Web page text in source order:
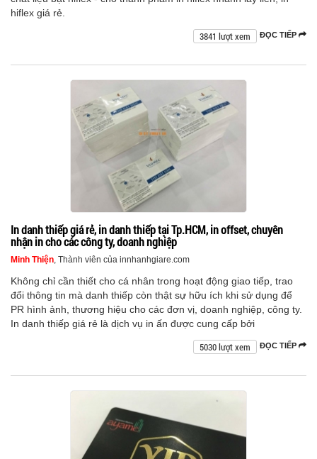
hiflex giá rẻ.
ĐỌC TIẾP
3841 lượt xem
In danh thiếp giá rẻ, in danh thiếp tại Tp.HCM, in offset, chuyên
nhận in cho các công ty, doanh nghiệp
Minh Thiện, Thành viên của innhanhgiare.com
Không chỉ cần thiết cho cá nhân trong hoạt động giao tiếp, trao
đổi thông tin mà danh thiếp còn thật sự hữu ích khi sử dụng để
PR hình ảnh, thương hiệu cho các đơn vị, doanh nghiệp, công ty.
In danh thiếp giá rẻ là dịch vụ in ấn được cung cấp bởi
ĐỌC TIẾP
5030 lượt xem